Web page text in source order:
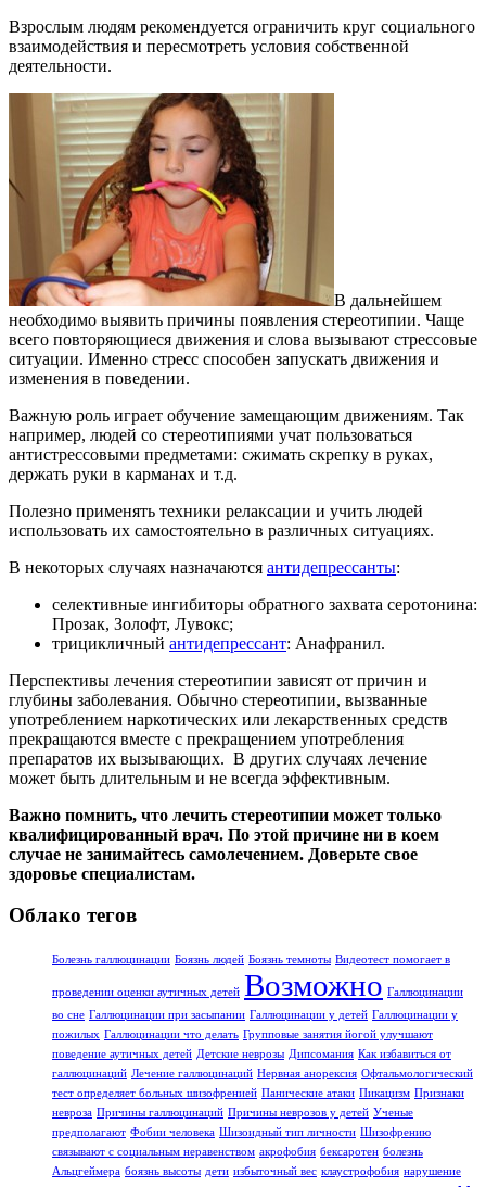
Взрослым людям рекомендуется ограничить круг социального
взаимодействия и пересмотреть условия собственной
деятельности.
В дальнейшем
необходимо выявить причины появления стереотипии. Чаще
всего повторяющиеся движения и слова вызывают стрессовые
ситуации. Именно стресс способен запускать движения и
изменения в поведении.
Важную роль играет обучение замещающим движениям. Так
например, людей со стереотипиями учат пользоваться
антистрессовыми предметами: сжимать скрепку в руках,
держать руки в карманах и т.д.
Полезно применять техники релаксации и учить людей
использовать их самостоятельно в различных ситуациях.
В некоторых случаях назначаются антидепрессанты:
селективные ингибиторы обратного захвата серотонина:
Прозак, Золофт, Лувокс;
трицикличный антидепрессант: Анафранил.
Перспективы лечения стереотипии зависят от причин и
глубины заболевания. Обычно стереотипии, вызванные
употреблением наркотических или лекарственных средств
прекращаются вместе с прекращением употребления
препаратов их вызывающих. В других случаях лечение
может быть длительным и не всегда эффективным.
Важно помнить, что лечить стереотипии может только
квалифицированный врач. По этой причине ни в коем
случае не занимайтесь самолечением. Доверьте свое
здоровье специалистам.
Облако тегов
Болезнь галлюцинации Боязнь людей Боязнь темноты Видеотест помогает в
проведении оценки аутичных детей Возможно Галлюцинации
во сне Галлюцинации при засыпании Галлюцинации у детей Галлюцинации у
пожилых Галлюцинации что делать Групповые занятия йогой улучшают
поведение аутичных детей Детские неврозы Дипсомания Как избавиться от
галлюцинаций Лечение галлюцинаций Нервная анорексия Офтальмологический
тест определяет больных шизофренией Панические атаки Пикацизм Признаки
невроза Причины галлюцинаций Причины неврозов у детей Ученые
предполагают Фобии человека Шизоидный тип личности Шизофрению
связывают с социальным неравенством акрофобия бексаротен болезнь
Альцгеймера боязнь высоты дети избыточный вес клаустрофобия нарушение